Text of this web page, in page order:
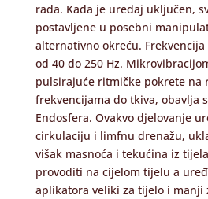
rada. Kada je uređaj uključen,
postavljene u posebni
alternativno okreću.
od 40 do 250 Hz.
pulsirajuće ritmičke pokrete na
frekvencijama do tkiva, obavlja
Endosfera. Ovakvo djelovanje
cirkulaciju i limfnu drenažu,
višak masnoća i tekućina iz
provoditi na cijelom tijelu a
aplikatora veliki za tijelo i manji